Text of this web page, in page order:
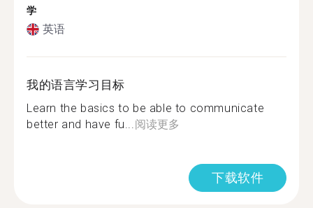
学
英语
我的语言学习目标
Learn the basics to be able to communicate
better and have fu...阅读更多
下载软件